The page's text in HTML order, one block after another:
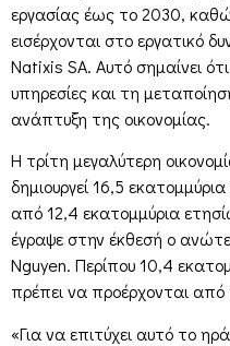
εργασίας έως το 2030,
εισέρχονται στο εργατικό
Natixis SA. Αυτό σημαίνει
υπηρεσίες και τη
ανάπτυξη της οικονομίας.
Η τρίτη μεγαλύτερη
δημιουργεί 16,5
από 12,4 εκατομμύρια
έγραψε στην έκθεσή ο
Nguyen. Περίπου 10,4
πρέπει να προέρχονται
«Για να επιτύχει αυτό το